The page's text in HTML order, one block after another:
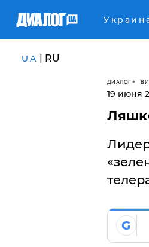
UA | RU
ДИАЛОГ
19 июня
G